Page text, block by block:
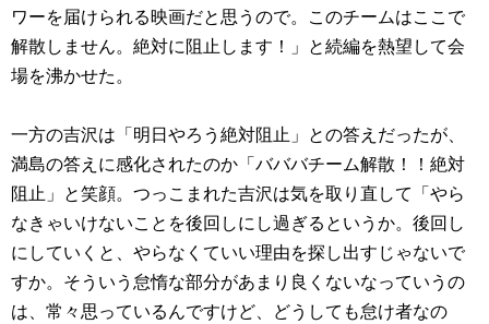
ワーを届けられる映画だと思うので。このチームはここで
解散しません。絶対に阻止します！」と続編を熱望して会
場を沸かせた。
一方の吉沢は「明日やろう絶対阻止」との答えだったが、
満島の答えに感化されたのか「バババチーム解散！！絶対
阻止」と笑顔。つっこまれた吉沢は気を取り直して「やら
なきゃいけないことを後回しにし過ぎるというか。後回し
にしていくと、やらなくていい理由を探し出すじゃないで
すか。そういう怠惰な部分があまり良くないなっていうの
は、常々思っているんですけど、どうしても怠け者なの